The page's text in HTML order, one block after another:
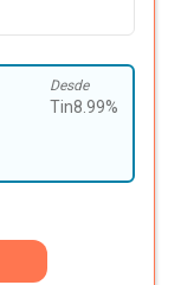
Desde
Tin8.99%